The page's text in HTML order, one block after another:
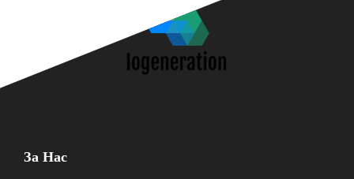
За Нас